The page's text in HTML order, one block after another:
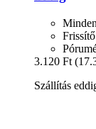
3.120 Ft
Szállítás